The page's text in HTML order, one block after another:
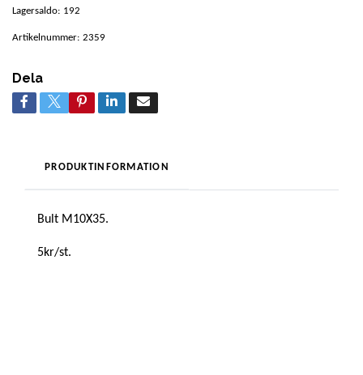
Lagersaldo: 192
Artikelnummer: 2359
Dela
PRODUKTINFORMATION
Bult M10X35.
5kr/st.